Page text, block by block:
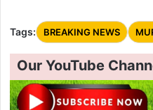
Tags: BREAKING NEWS
Our YouTube